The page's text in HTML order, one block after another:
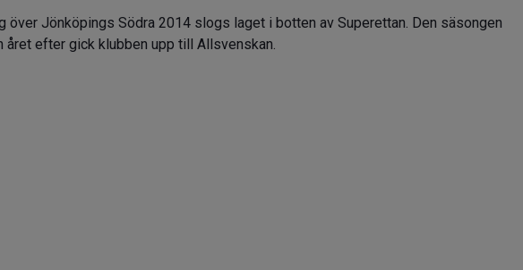
över Jönköpings Södra 2014 slogs laget i botten av Superettan. Den säsongen
året efter gick klubben upp till Allsvenskan.